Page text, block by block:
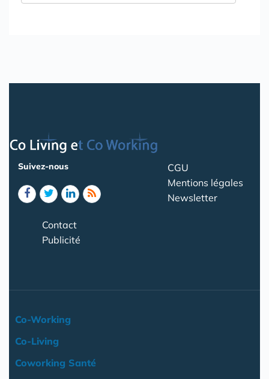
Suivez-nous
CGU
Mentions légales
Newsletter
Contact
Publicité
Co-Working
Co-Living
Coworking Santé